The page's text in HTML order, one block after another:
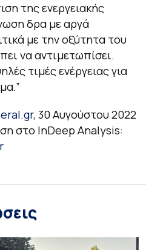
της ενεργειακής
δρα με αργά
με την οξύτητα του
να αντιμετωπίσει.
τιμές ενέργειας για
, 30 Αυγούστου 2022
στο InDeep Analysis: